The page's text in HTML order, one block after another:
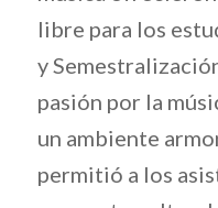
libre para los
y
pasión por la
un ambiente
permitió a los